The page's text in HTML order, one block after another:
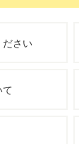
ださい